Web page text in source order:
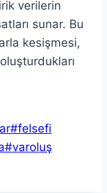
verilerin
sunar. Bu
kesişmesi,
#felsefi
#varoluş